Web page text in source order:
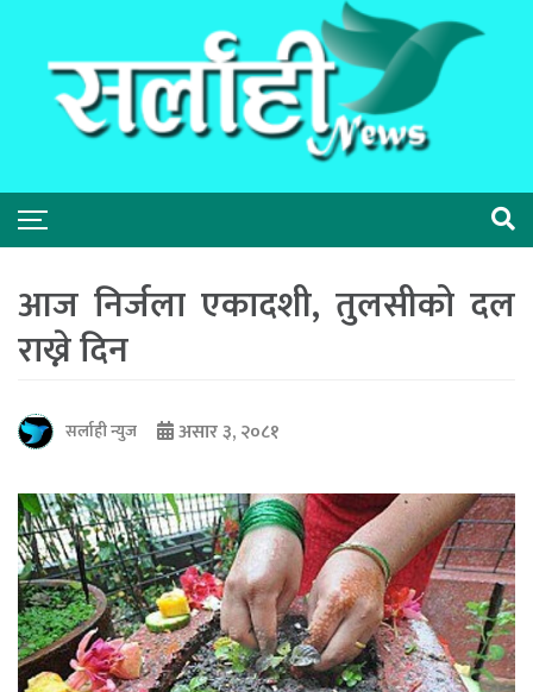
आज निर्जला एकादशी, तुलसीको दल
राख्ने दिन
सर्लाही न्युज असार ३, २०८१